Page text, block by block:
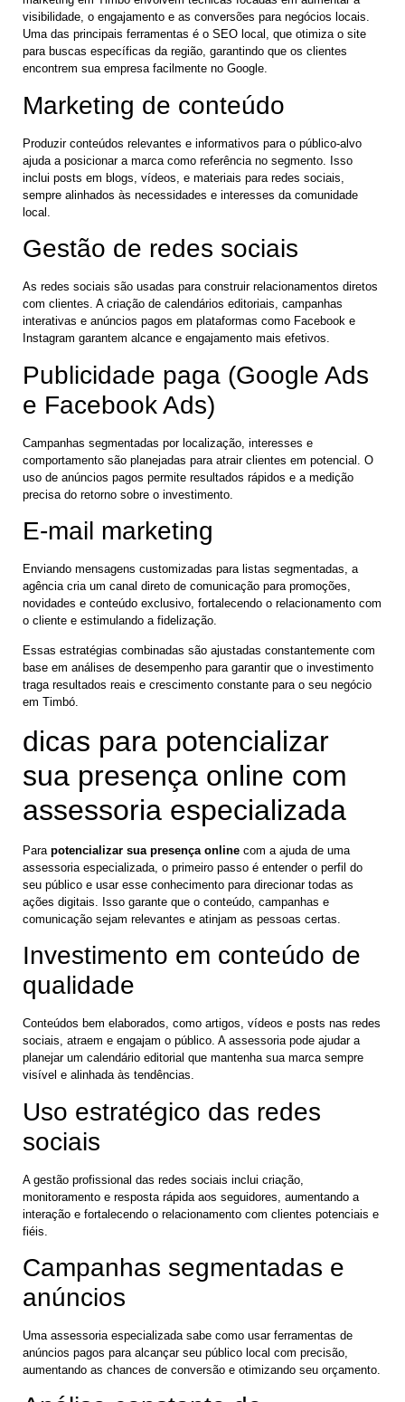
visibilidade, o engajamento e as conversões para negócios locais.
Uma das principais ferramentas é o SEO local, que otimiza o site
para buscas específicas da região, garantindo que os clientes
encontrem sua empresa facilmente no Google.
Marketing de conteúdo
Produzir conteúdos relevantes e informativos para o público-alvo
ajuda a posicionar a marca como referência no segmento. Isso
inclui posts em blogs, vídeos, e materiais para redes sociais,
sempre alinhados às necessidades e interesses da comunidade
local.
Gestão de redes sociais
As redes sociais são usadas para construir relacionamentos diretos
com clientes. A criação de calendários editoriais, campanhas
interativas e anúncios pagos em plataformas como Facebook e
Instagram garantem alcance e engajamento mais efetivos.
Publicidade paga (Google Ads
e Facebook Ads)
Campanhas segmentadas por localização, interesses e
comportamento são planejadas para atrair clientes em potencial. O
uso de anúncios pagos permite resultados rápidos e a medição
precisa do retorno sobre o investimento.
E-mail marketing
Enviando mensagens customizadas para listas segmentadas, a
agência cria um canal direto de comunicação para promoções,
novidades e conteúdo exclusivo, fortalecendo o relacionamento com
o cliente e estimulando a fidelização.
Essas estratégias combinadas são ajustadas constantemente com
base em análises de desempenho para garantir que o investimento
traga resultados reais e crescimento constante para o seu negócio
em Timbó.
dicas para potencializar
sua presença online com
assessoria especializada
Para potencializar sua presença online com a ajuda de uma
assessoria especializada, o primeiro passo é entender o perfil do
seu público e usar esse conhecimento para direcionar todas as
ações digitais. Isso garante que o conteúdo, campanhas e
comunicação sejam relevantes e atinjam as pessoas certas.
Investimento em conteúdo de
qualidade
Conteúdos bem elaborados, como artigos, vídeos e posts nas redes
sociais, atraem e engajam o público. A assessoria pode ajudar a
planejar um calendário editorial que mantenha sua marca sempre
visível e alinhada às tendências.
Uso estratégico das redes
sociais
A gestão profissional das redes sociais inclui criação,
monitoramento e resposta rápida aos seguidores, aumentando a
interação e fortalecendo o relacionamento com clientes potenciais e
fiéis.
Campanhas segmentadas e
anúncios
Uma assessoria especializada sabe como usar ferramentas de
anúncios pagos para alcançar seu público local com precisão,
aumentando as chances de conversão e otimizando seu orçamento.